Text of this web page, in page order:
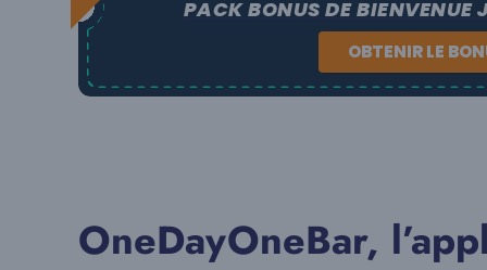
PACK BONUS DE BIENVENUE
OBTENIR LE
OneDayOneBar,